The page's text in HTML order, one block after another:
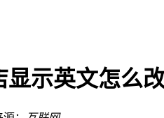
示英文怎么改